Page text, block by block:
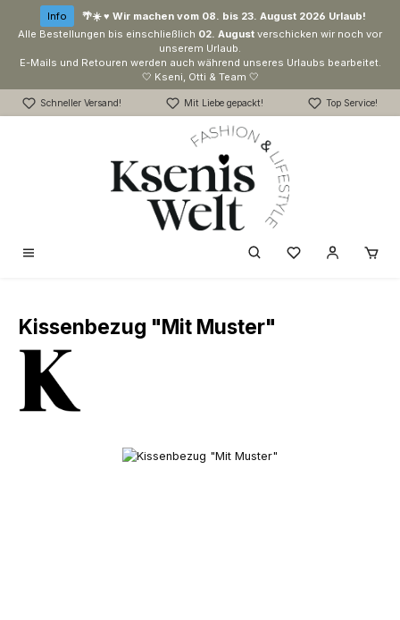
Zum Hauptinhalt springen
Info
🌴☀️ ♥ Wir machen vom 08. bis 23. August 2026 Urlaub!
Alle Bestellungen bis einschließlich 02. August verschicken wir noch vor
unserem Urlaub.
E-Mails und Retouren werden auch während unseres Urlaubs bearbeitet.
🤍 Kseni, Otti & Team 🤍
Schneller Versand! Mit Liebe gepackt! Top Service!
Du hast 0
Kissenbezug "Mit Muster"
Bildergalerie überspringen